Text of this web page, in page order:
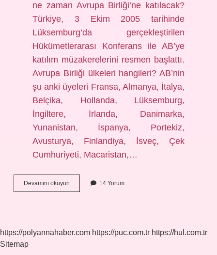
ne zaman Avrupa Birliği’ne katılacak?
Türkiye, 3 Ekim 2005 tarihinde
Lüksemburg’da gerçekleştirilen
Hükümetlerarası Konferans ile AB’ye
katılım müzakerelerini resmen başlattı.
Avrupa Birliği ülkeleri hangileri? AB’nin
şu anki üyeleri Fransa, Almanya, İtalya,
Belçika, Hollanda, Lüksemburg,
İngiltere, İrlanda, Danimarka,
Yunanistan, İspanya, Portekiz,
Avusturya, Finlandiya, İsveç, Çek
Cumhuriyeti, Macaristan,…
Devamını okuyun
Avrupa
14 Yorum
https://polyannahaber.com https://puc.com.tr https://hul.com.tr
Sitemap